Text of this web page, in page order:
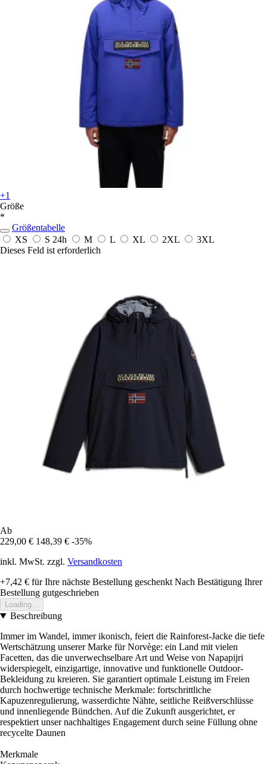
+1
Größe
*
Größentabelle
XS
S 24h M L XL 2XL
3XL
Dieses Feld ist erforderlich
Ab
229,00 € 148,39 € -35%
inkl. MwSt. zzgl. Versandkosten
+7,42 € für Ihre nächste Bestellung geschenkt Nach Bestätigung Ihrer
Bestellung gutgeschrieben
Loading...
Beschreibung
Immer im Wandel, immer ikonisch, feiert die Rainforest-Jacke die tiefe
Wertschätzung unserer Marke für Norvège: ein Land mit vielen
Facetten, das die unverwechselbare Art und Weise von Napapijri
widerspiegelt, einzigartige, innovative und funktionelle Outdoor-
Bekleidung zu kreieren. Sie garantiert optimale Leistung im Freien
durch hochwertige technische Merkmale: fortschrittliche
Kapuzenregulierung, wasserdichte Nähte, seitliche Reißverschlüsse
und innenliegende Bündchen. Auf die Zukunft ausgerichtet, er
respektiert unser nachhaltiges Engagement durch seine Füllung ohne
recycelte Daunen
Merkmale